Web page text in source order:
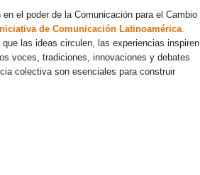
el poder de la Comunicación para el Cambio
de Comunicación Latinoamérica.
las ideas circulen, las experiencias inspiren
voces, tradiciones, innovaciones y debates
colectiva son esenciales para construir